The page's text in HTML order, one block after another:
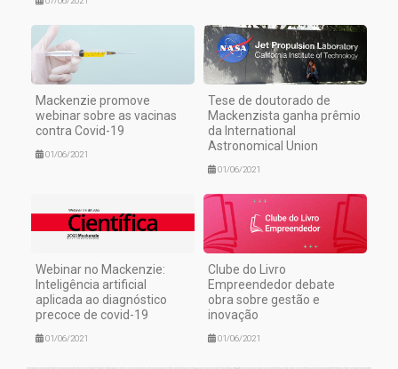
Mackenzie promove
webinar sobre as vacinas
contra Covid-19
01/06/2021
Tese de doutorado de
Mackenzista ganha prêmio
da International
Astronomical Union
01/06/2021
Webinar no Mackenzie:
Inteligência artificial
aplicada ao diagnóstico
precoce de covid-19
01/06/2021
Clube do Livro
Empreendedor debate
obra sobre gestão e
inovação
01/06/2021